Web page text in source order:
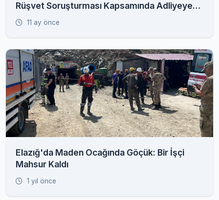
Rüşvet Soruşturması Kapsamında Adliyeye
Sevk Edildi
11 ay önce
Elazığ'da Maden Ocağında Göçük: Bir İşçi
Mahsur Kaldı
1 yıl önce